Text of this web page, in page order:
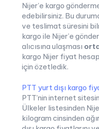
Nijer’e kargo
edebilirsiniz. Bu
ve teslimat süresini
kargo ile Nijer’e
alıcısına ulaşması
kargo Nijer fiyat
için özetledik.
PTT yurt dışı kargo
PTT’nin internet
Ülkeler listesinden
kilogram cinsinden